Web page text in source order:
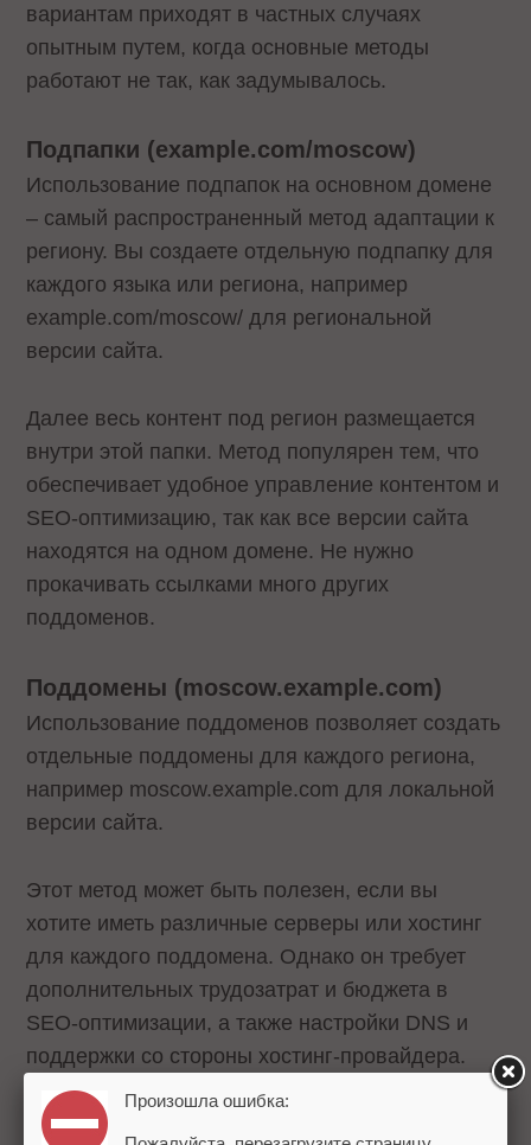
вариантам приходят в частных случаях
опытным путем, когда основные методы
работают не так, как задумывалось.
Подпапки (example.com/moscow)
Использование подпапок на основном домене
– самый распространенный метод адаптации к
региону. Вы создаете отдельную подпапку для
каждого языка или региона, например
example.com/moscow/ для региональной
версии сайта.
Далее весь контент под регион размещается
внутри этой папки. Метод популярен тем, что
обеспечивает удобное управление контентом и
SEO-оптимизацию, так как все версии сайта
находятся на одном домене. Не нужно
прокачивать ссылками много других
поддоменов.
Поддомены (moscow.example.com)
Использование поддоменов позволяет создать
отдельные поддомены для каждого региона,
например moscow.example.com для локальной
версии сайта.
Этот метод может быть полезен, если вы
хотите иметь различные серверы или хостинг
для каждого поддомена. Однако он требует
дополнительных трудозатрат и бюджета в
SEO-оптимизации, а также настройки DNS и
поддержки со стороны хостинг-провайдера.
Доменные зоны (example.ru)
Произошла ошибка: